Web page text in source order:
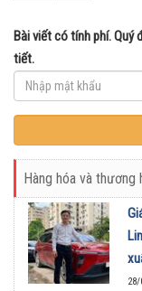
Bài viết có tính phí. Quý
tiết.
Hàng hóa và thương
28/